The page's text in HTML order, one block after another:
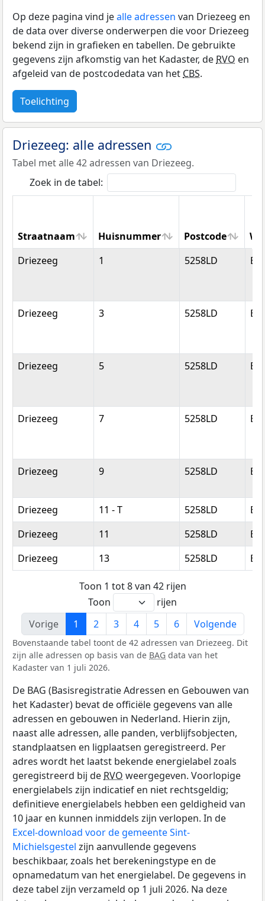
Op deze pagina vind jealle adressen van Driezeeg en
de data over diverse onderwerpen die voor Driezeeg
bekend zijn in grafieken en tabellen. De gebruikte
gegevens zijn afkomstig van het Kadaster, de RVO en
afgeleid van de postcodedata van het CBS.
Toelichting
Driezeeg: alle adressen
Tabel met alle 42 adressen van Driezeeg.
Zoek in de tabel:
Straatnaam Huisnummer Postcode
Straatnaam
Huisnummer Postcode
Driezeeg 1 5258LD
Driezeeg 3 5258LD
Driezeeg 5 5258LD
Driezeeg 7 5258LD
Driezeeg 9 5258LD
Driezeeg 11 - T 5258LD
Driezeeg
11 5258LD
Driezeeg
13 5258LD
Toon 1 tot 8 van 42 rijen
Toon
rijen
Vorige
1 2 3 4 5 6 Volgende
Bovenstaande tabel toont de 42 adressen van Driezeeg. Dit
zijn alle adressen op basis van de BAG data van het
Kadaster van 1 juli 2026.
De BAG (Basisregistratie Adressen en Gebouwen van
het Kadaster) bevat de officiële gegevens van alle
adressen en gebouwen in Nederland. Hierin zijn,
naast alle adressen, alle panden, verblijfsobjecten,
standplaatsen en ligplaatsen geregistreerd. Per
adres wordt het laatst bekende energielabel zoals
geregistreerd bij de RVO weergegeven. Voorlopige
energielabels zijn indicatief en niet rechtsgeldig;
definitieve energielabels hebben een geldigheid van
10 jaar en kunnen inmiddels zijn verlopen. In de
Excel-download voor de gemeente Sint-
Michielsgestel zijn aanvullende gegevens
beschikbaar, zoals het berekeningstype en de
opnamedatum van het energielabel. De gegevens in
deze tabel zijn verzameld op 1 juli 2026. Na deze